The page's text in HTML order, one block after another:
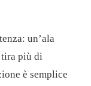
un’ala
più di
è semplice